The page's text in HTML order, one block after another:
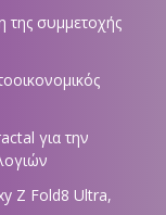
συμμετοχής
για την
Z Fold8 Ultra,